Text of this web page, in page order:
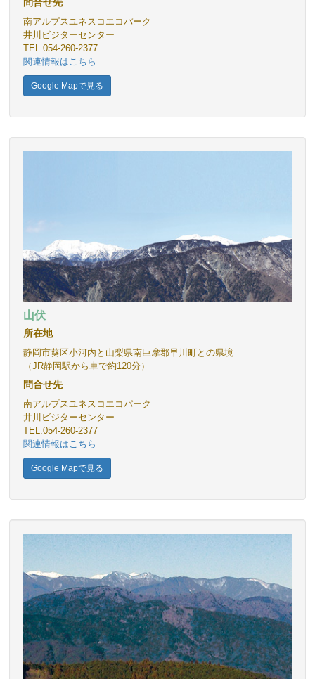
南アルプスユネスコエコパーク
井川ビジターセンター
TEL.054-260-2377
関連情報はこちら
Google Mapで見る
山伏
所在地
静岡市葵区小河内と山梨県南巨摩郡早川町との県境
（JR静岡駅から車で約120分）
問合せ先
南アルプスユネスコエコパーク
井川ビジターセンター
TEL.054-260-2377
関連情報はこちら
Google Mapで見る